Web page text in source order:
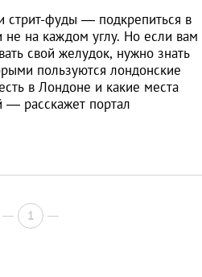
стрит-фуды — подкрепиться в
на каждом углу. Но если вам
свой желудок, нужно знать
пользуются лондонские
в Лондоне и какие места
— расскажет портал
1